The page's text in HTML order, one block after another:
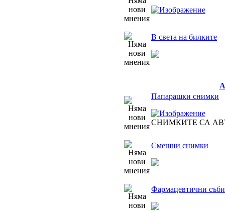
В света на билките
Папарашки снимки
СНИМКИТЕ СА
Смешни снимки
Фармацевтични